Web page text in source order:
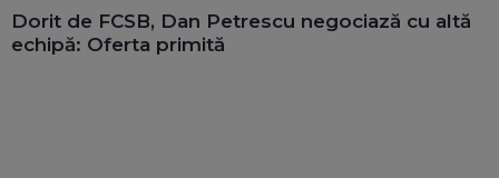
Dorit de FCSB, Dan Petrescu negociază cu altă
echipă: Oferta primită